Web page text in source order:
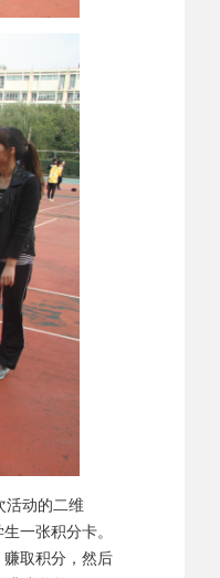
活动的二维
一张积分卡。
取积分，然后